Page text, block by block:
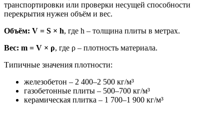
транспортировки или проверки несущей способности
перекрытия нужен объём и вес.
Объём: V = S × h, где h – толщина плиты в метрах.
Вес: m = V × ρ, где ρ – плотность материала.
Типичные значения плотности:
железобетон – 2 400–2 500 кг/м³
газобетонные плиты – 500–700 кг/м³
керамическая плитка – 1 700–1 900 кг/м³